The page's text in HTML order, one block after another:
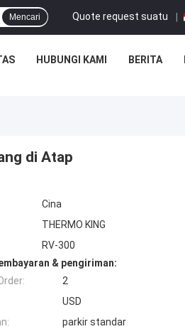
Quote request suatu |
Mencari
HUBUNGI KAMI BERITA
di Atap
Cina
THERMO KING
RV-300
& pengiriman:
2
USD
parkir standar